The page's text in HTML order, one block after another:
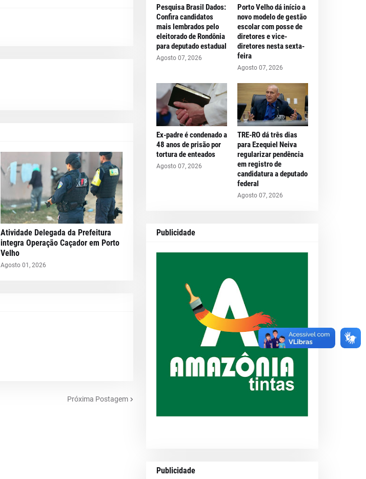
Atividade Delegada da Prefeitura
integra Operação Caçador em Porto
Velho
Agosto 01, 2026
Próxima Postagem
Pesquisa Brasil Dados:
Confira candidatos
mais lembrados pelo
eleitorado de Rondônia
para deputado estadual
Agosto 07, 2026
Porto Velho dá início a
novo modelo de gestão
escolar com posse de
diretores e vice-
diretores nesta sexta-
feira
Agosto 07, 2026
Ex-padre é condenado a
48 anos de prisão por
tortura de enteados
Agosto 07, 2026
TRE-RO dá três dias
para Ezequiel Neiva
regularizar pendência
em registro de
candidatura a deputado
federal
Agosto 07, 2026
Publicidade
Publicidade